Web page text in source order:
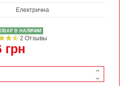
Електрична
В НАЛИЧИИ
2 Отзывы
грн